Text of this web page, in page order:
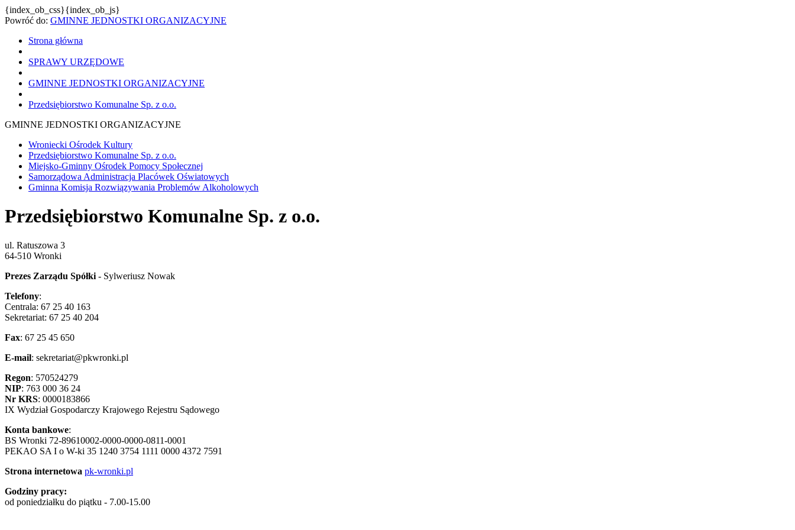
{index_ob_css}{index_ob_js}
Powróć do: GMINNE JEDNOSTKI ORGANIZACYJNE
Strona główna
SPRAWY URZĘDOWE
GMINNE JEDNOSTKI ORGANIZACYJNE
Przedsiębiorstwo Komunalne Sp. z o.o.
GMINNE JEDNOSTKI ORGANIZACYJNE
Wroniecki Ośrodek Kultury
Przedsiębiorstwo Komunalne Sp. z o.o.
Miejsko-Gminny Ośrodek Pomocy Społecznej
Samorządowa Administracja Placówek Oświatowych
Gminna Komisja Rozwiązywania Problemów Alkoholowych
Przedsiębiorstwo Komunalne Sp. z o.o.
ul. Ratuszowa 3
64-510 Wronki
Prezes Zarządu Spółki - Sylweriusz Nowak
Telefony:
Centrala: 67 25 40 163
Sekretariat: 67 25 40 204
Fax: 67 25 45 650
E-mail: sekretariat@pkwronki.pl
Regon: 570524279
NIP: 763 000 36 24
Nr KRS: 0000183866
IX Wydział Gospodarczy Krajowego Rejestru Sądowego
Konta bankowe:
BS Wronki 72-89610002-0000-0000-0811-0001
PEKAO SA I o W-ki 35 1240 3754 1111 0000 4372 7591
Strona internetowa pk-wronki.pl
Godziny pracy:
od poniedziałku do piątku - 7.00-15.00